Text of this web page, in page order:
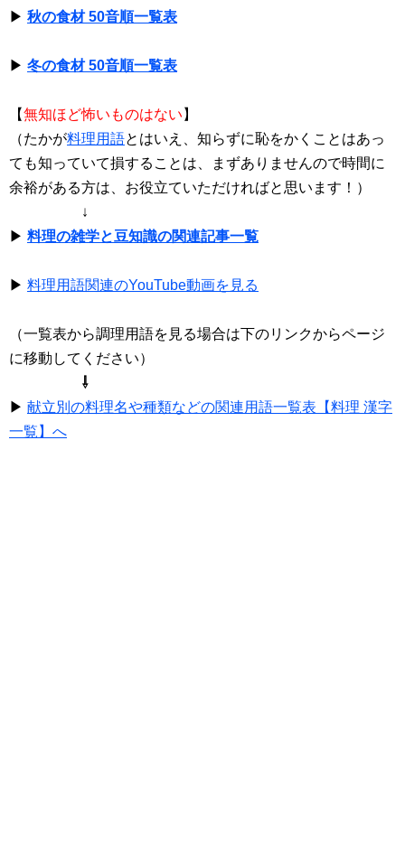
▶ 秋の食材 50音順一覧表
▶ 冬の食材 50音順一覧表
【無知ほど怖いものはない 】
（たかが料理用語とはいえ、知らずに恥をかくことはあっ
ても知っていて損することは、まずありませんので時間に
余裕がある方は、お役立ていただければと思います！）
↓
▶ 料理の雑学と豆知識の関連記事一覧
▶ 料理用語関連のYouTube動画を見る
（一覧表から調理用語を見る場合は下のリンクからページ
に移動してください）
⇩
▶ 献立別の料理名や種類などの関連用語一覧表【料理 漢字
一覧】へ